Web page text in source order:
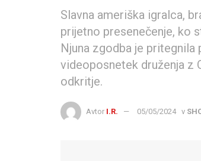
Slavna ameriška igralca,
prijetno presenečenje, ko
Njuna zgodba je
videoposnetek druženja z
odkritje.
Avtor I.R. 05/05/2024 v